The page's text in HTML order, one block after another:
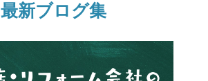
最新ブログ集